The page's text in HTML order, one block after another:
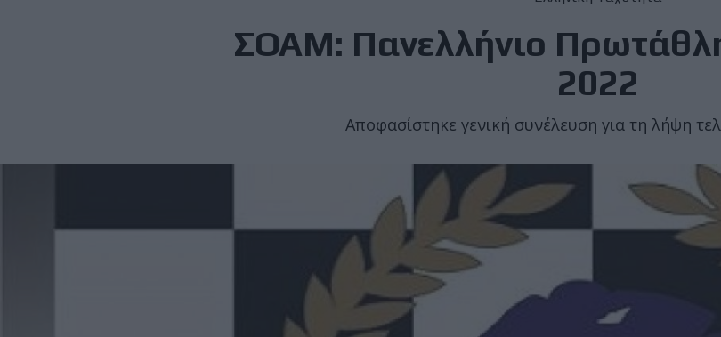
ΣΟΑΜ: Πανελλήνιο
2022
Αποφασίστηκε γενική συνέλευση για τη λήψη